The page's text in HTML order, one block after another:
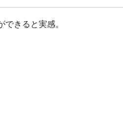
きると実感。